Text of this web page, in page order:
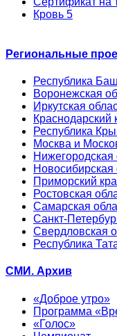
Кровь 5
Региональные
Республика
Воронежская
Иркутская
Краснодарский
Республика
Москва и
Нижегородская
Новосибирская
Приморский
Ростовская
Самарская
Санкт-
Свердловская
Республика
СМИ. Архив
«Доброе утро»
Программа
«Голос»